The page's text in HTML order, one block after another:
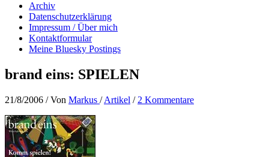
Archiv
Datenschutzerklärung
Impressum / Über mich
Kontaktformular
Meine Bluesky Postings
brand eins: SPIELEN
21/8/2006 / Von Markus /Artikel / 2 Kommentare